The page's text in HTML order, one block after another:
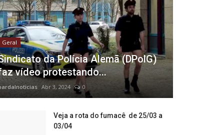
Geral
da Polícia Alemã (DPolG)
vídeo protestando...
Abr 3, 2024 0
Veja a rota do fumacê de 25/03 a
03/04